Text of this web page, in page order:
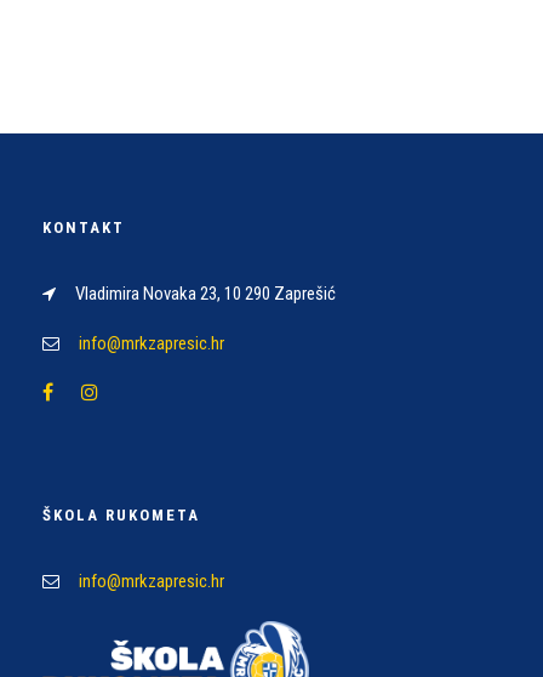
KONTAKT
Vladimira Novaka 23, 10 290 Zaprešić
info@mrkzapresic.hr
ŠKOLA RUKOMETA
info@mrkzapresic.hr